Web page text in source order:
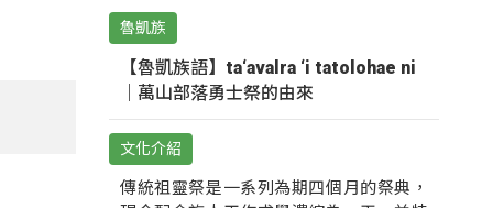
魯凱族
【魯凱族語】ta‘avalra ‘i tatolohae ni
｜萬山部落勇士祭的由來
文化介紹
傳統祖靈祭是一系列為期四個月的祭典，